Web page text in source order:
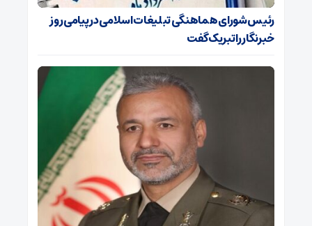
رئیس شورای هماهنگی تبلیغات اسلامی در پیامی روز
خبرنگار را تبریک گفت